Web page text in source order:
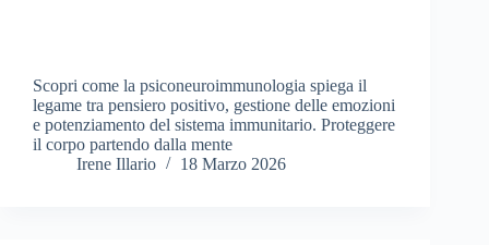
Scopri come la psiconeuroimmunologia spiega il
legame tra pensiero positivo, gestione delle emozioni
e potenziamento del sistema immunitario. Proteggere
il corpo partendo dalla mente
Irene Illario
18 Marzo 2026